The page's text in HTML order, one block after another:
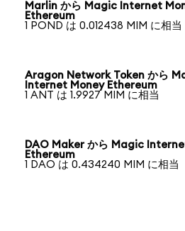
Marlin から Magic Internet
Ethereum
1 POND は 0.012438 MIM に相当
Aragon Network Token から
Internet Money Ethereum
1 ANT は 1.9927 MIM に相当
DAO Maker から Magic
Ethereum
1 DAO は 0.434240 MIM に相当